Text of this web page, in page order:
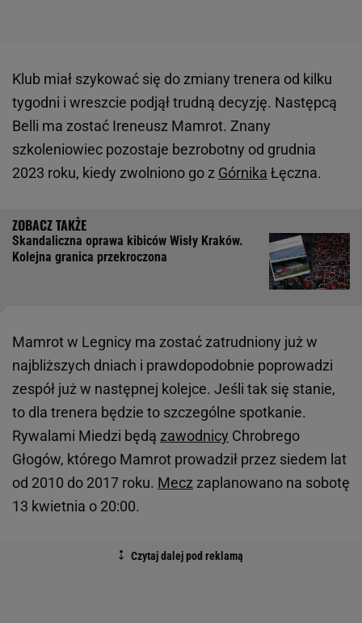
Klub miał szykować się do zmiany trenera od kilku
tygodni i wreszcie podjął trudną decyzję. Następcą
Belli ma zostać Ireneusz Mamrot. Znany
szkoleniowiec pozostaje bezrobotny od grudnia
2023 roku, kiedy zwolniono go z Górnika Łęczna.
Skandaliczna oprawa kibiców Wisły Kraków.
Kolejna granica przekroczona
Mamrot w Legnicy ma zostać zatrudniony już w
najbliższych dniach i prawdopodobnie poprowadzi
zespół już w następnej kolejce. Jeśli tak się stanie,
to dla trenera będzie to szczególne spotkanie.
Rywalami Miedzi będą zawodnicy Chrobrego
Głogów, którego Mamrot prowadził przez siedem lat
od 2010 do 2017 roku. Meczzaplanowano na sobotę
13 kwietnia o 20:00.